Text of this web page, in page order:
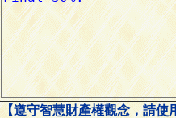
【遵守智慧財產權觀念，請使